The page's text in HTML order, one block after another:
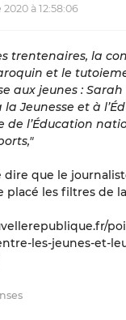
à 12:58:06
trentenaires, la
et le
aux jeunes : Sarah
Jeunesse et à
de l’Éducation
dire que le
placé les filtres de
les-jeunes-et-